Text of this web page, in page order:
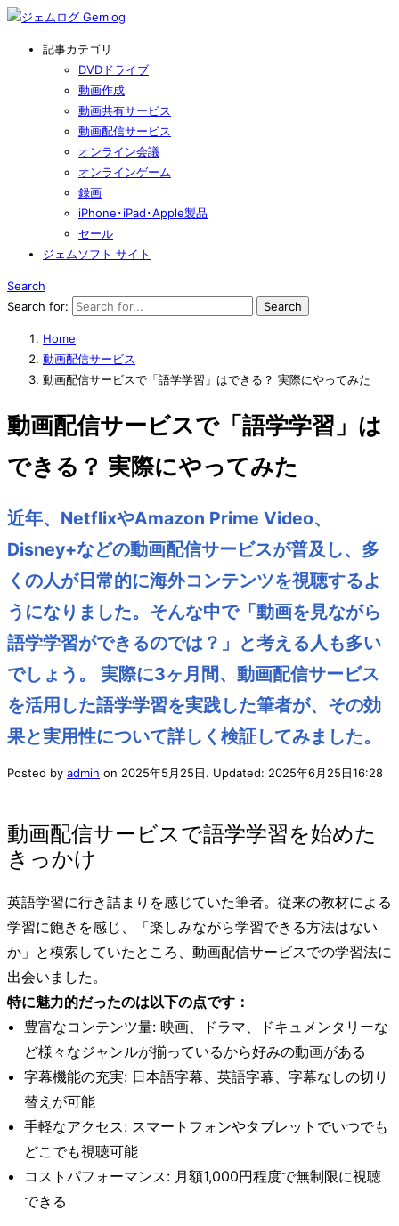
ジェムログ記事カテゴリ
DVDドライブ
動画作成
動画共有サービス
動画配信サービス
オンライン会議
オンラインゲーム
録画
iPhone･iPad･Apple製品
セール
ジェムソフト サイト
Search
Search for:
Home
動画配信サービス
動画配信サービスで「語学学習」はできる？ 実際にやってみた
動画配信サービスで「語学学習」は
できる？ 実際にやってみた
近年、NetflixやAmazon Prime Video、
Disney+などの動画配信サービスが普及し、多
くの人が日常的に海外コンテンツを視聴するよ
うになりました。そんな中で「動画を見ながら
語学学習ができるのでは？」と考える人も多い
でしょう。 実際に3ヶ月間、動画配信サービス
を活用した語学学習を実践した筆者が、その効
果と実用性について詳しく検証してみました。
Posted by admin on 2025年5月25日. Updated: 2025年6月25日16:28
動画配信サービスで語学学習を始めた
きっかけ
英語学習に行き詰まりを感じていた筆者。従来の教材による
学習に飽きを感じ、「楽しみながら学習できる方法はない
か」と模索していたところ、動画配信サービスでの学習法に
出会いました。
特に魅力的だったのは以下の点です：
豊富なコンテンツ量: 映画、ドラマ、ドキュメンタリーな
ど様々なジャンルが揃っているから好みの動画がある
字幕機能の充実: 日本語字幕、英語字幕、字幕なしの切り
替えが可能
手軽なアクセス: スマートフォンやタブレットでいつでも
どこでも視聴可能
コストパフォーマンス: 月額1,000円程度で無制限に視聴
できる